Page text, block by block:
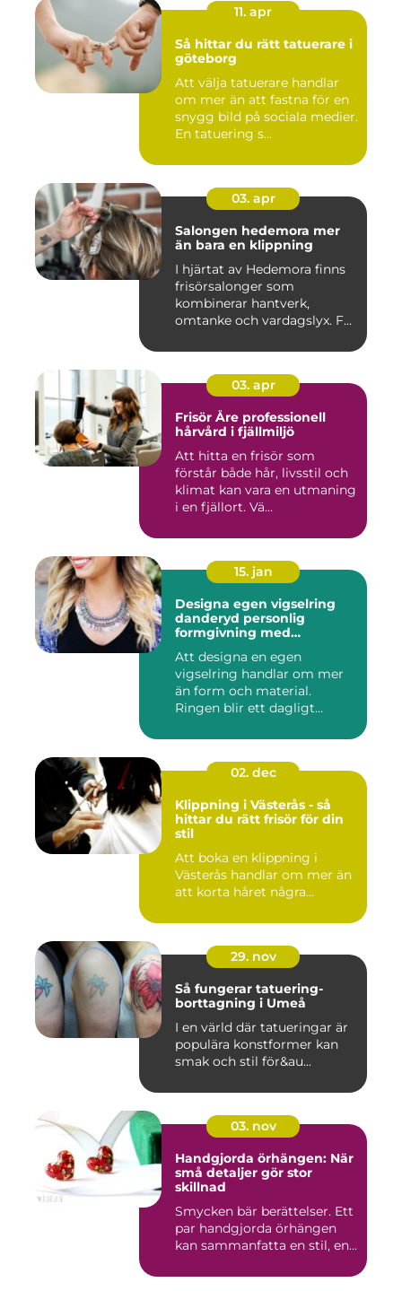
11. apr
Så hittar du rätt tatuerare i
göteborg
Att välja tatuerare handlar
om mer än att fastna för en
snygg bild på sociala medier.
En tatuering s...
03. apr
Salongen hedemora mer
än bara en klippning
I hjärtat av Hedemora finns
frisörsalonger som
kombinerar hantverk,
omtanke och vardagslyx. För
03. apr
Frisör Åre professionell
hårvård i fjällmiljö
Att hitta en frisör som
förstår både hår, livsstil och
klimat kan vara en utmaning
i en fjällort. Vä...
15. jan
Designa egen vigselring
danderyd personlig
formgivning med
Att designa en egen
vigselring handlar om mer
än form och material.
Ringen blir ett dagligt
02. dec
Klippning i Västerås - så
hittar du rätt frisör för din
stil
Att boka en klippning i
Västerås handlar om mer än
att korta håret några...
29. nov
Så fungerar tatuering-
borttagning i Umeå
I en värld där tatueringar är
populära konstformer kan
smak och stil för&au...
03. nov
Handgjorda örhängen: När
små detaljer gör stor
skillnad
Smycken bär berättelser. Ett
par handgjorda örhängen
kan sammanfatta en stil, en...